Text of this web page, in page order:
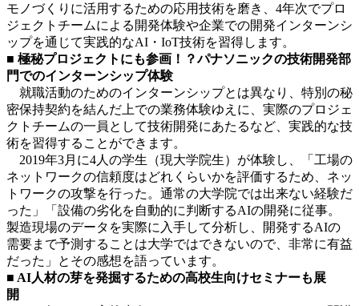
モノづくりに活用するための応用技術を磨き、4年次でプロ
ジェクトチームによる開発体験や企業での開発インターンシ
ップを通じて実践的なAI・IoT技術を習得します。
■ 極秘プロジェクトにも参画！？パナソニックの技術開発部
門でのインターンシップ体験
就職活動のためのインターンシップとは異なり、特別の秘
密保持契約を結んだ上での業務体験ゆえに、実際のプロジェ
クトチームの一員として技術開発にあたるなど、実践的な技
術を習得することができます。
2019年3月に4人の学生（現大学院生）が体験し、「工場の
ネットワークの信頼度はどれくらいかを評価するため、ネッ
トワークの攻撃を行った。通常の大学院では出来ない経験だ
った」「設備の劣化を自動的に判断するAIの開発に従事。
製造現場のデータを実際に入手して分析し、開発するAIの
需要まで予測することは大学ではできないので、非常に有益
だった」とその感想を語っています。
■ AI人材の芽を発掘するための高校生向けセミナーも展
開